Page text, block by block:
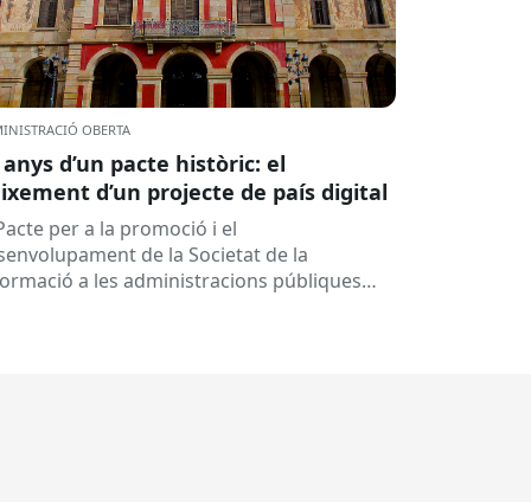
OBERTA
anys d’un pacte històric: el
d’un projecte de país digital
per a la promoció i el
de la Societat de la
a les administracions públiques